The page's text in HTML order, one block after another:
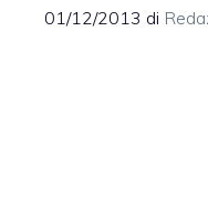
01/12/2013 di